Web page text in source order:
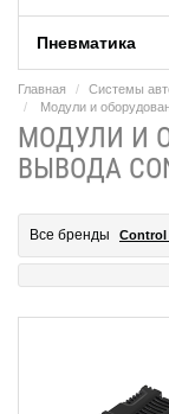
Пневматика
Главная Системы
Модули и
МОДУЛИ И
ВЫВОДА
Все бренды Control